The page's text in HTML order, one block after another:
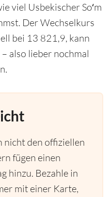
viel Usbekischer Soʻm
Der Wechselkurs
bei 13 821,9, kann
also lieber nochmal
nicht den offiziellen
fügen einen
hinzu. Bezahle in
mit einer Karte,